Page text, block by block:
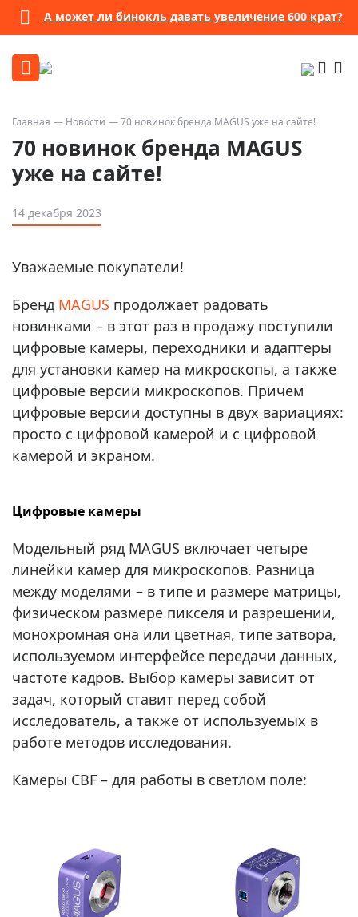
А может ли бинокль давать увеличение 600 крат?
Главная Новости 70 новинок бренда MAGUS уже на сайте!
70 новинок бренда MAGUS
уже на сайте!
14 декабря 2023
Уважаемые покупатели!
Бренд MAGUS продолжает радовать
новинками – в этот раз в продажу поступили
цифровые камеры, переходники и адаптеры
для установки камер на микроскопы, а также
цифровые версии микроскопов. Причем
цифровые версии доступны в двух вариациях:
просто с цифровой камерой и с цифровой
камерой и экраном.
Цифровые камеры
Модельный ряд MAGUS включает четыре
линейки камер для микроскопов. Разница
между моделями – в типе и размере матрицы,
физическом размере пикселя и разрешении,
монохромная она или цветная, типе затвора,
используемом интерфейсе передачи данных,
частоте кадров. Выбор камеры зависит от
задач, который ставит перед собой
исследователь, а также от используемых в
работе методов исследования.
Камеры CBF – для работы в светлом поле: